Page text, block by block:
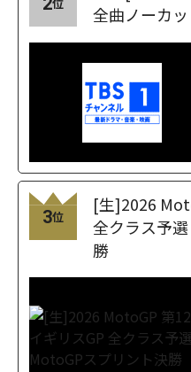
全曲ノーカ
3位
[生]2026
全クラス予
勝